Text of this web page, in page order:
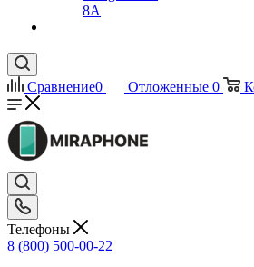
8A
Сравнение0 Отложенные 0
Телефоны
8 (800) 500-00-22